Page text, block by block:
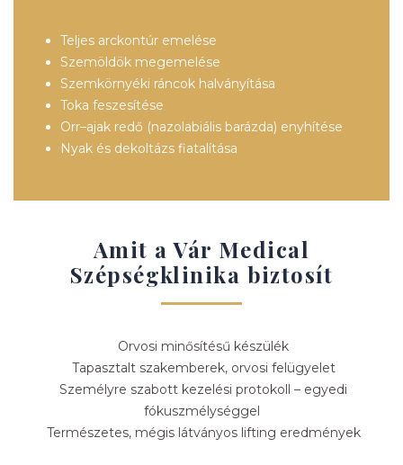
Teljes arckontúr emelése
Szemöldök megemelése
Szemkörnyéki ráncok halványítása
Toka feszesítése
Orr–ajak redő (nazolabiális barázda) enyhítése
Nyak és dekoltázs fiatalítása
Amit a Vár Medical
Szépségklinika biztosít
Orvosi minősítésű készülék
Tapasztalt szakemberek, orvosi felügyelet
Személyre szabott kezelési protokoll – egyedi
fókuszmélységgel
Természetes, mégis látványos lifting eredmények